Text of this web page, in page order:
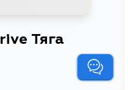
Тяга